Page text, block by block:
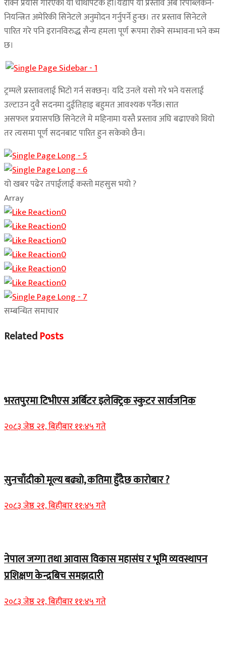
रोक्ने प्रयास गरिएको यो चौथोपटक हो।यद्यपि यो प्रस्ताव अब रिपब्लिकन-
नियन्त्रित अमेरिकी सिनेटले अनुमोदन गर्नुपर्ने हुन्छ। तर प्रस्ताव सिनेटले
पारित गरे पनि इरानविरुद्ध सैन्य हमला पूर्ण रूपमा रोक्ने सम्भावना भने कम
छ।
ट्रम्पले प्रस्तावलाई भिटो गर्न सक्छन्। यदि उनले यसो गरे भने यसलाई
उल्टाउन दुवै सदनमा दुईतिहाइ बहुमत आवश्यक पर्नेछ।सात
असफल प्रयासपछि सिनेटले मे महिनामा यस्तै प्रस्ताव अघि बढाएको थियो
तर त्यसमा पूर्ण सदनबाट पारित हुन सकेको छैन।
यो खबर पढेर तपाईलाई कस्तो महसुस भयो ?
Array
0
0
0
0
0
0
सम्बन्धित समाचार
RelatedPosts
भरतपुरमा टिभीएस अर्बिटर इलेक्ट्रिक स्कुटर सार्वजनिक
२०८३ जेष्ठ २१, बिहीबार ११:४५ गते
सुनचाँदीको मूल्य बढ्यो, कतिमा हुँदैछ कारोबार ?
२०८३ जेष्ठ २१, बिहीबार ११:४५ गते
नेपाल जग्गा तथा आवास विकास महासंघ र भूमि व्यवस्थापन
प्रशिक्षण केन्द्रबिच समझदारी
२०८३ जेष्ठ २१, बिहीबार ११:४५ गते